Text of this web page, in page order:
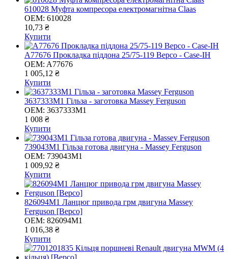
610028 Муфта компресора електромагнітна Claas
OEM: 610028
10,73 ₴
Купити
A77676 Прокладка піддона 25/75-119 Bepco - Case-IH
OEM: A77676
1 005,12 ₴
Купити
3637333M1 Гільза - заготовка Massey Ferguson
OEM: 3637333M1
1 008 ₴
Купити
739043M1 Гільза готова двигуна - Massey Ferguson
OEM: 739043M1
1 009,92 ₴
Купити
826094M1 Ланцюг привода грм двигуна Massey
Ferguson [Bepco]
OEM: 826094M1
1 016,38 ₴
Купити